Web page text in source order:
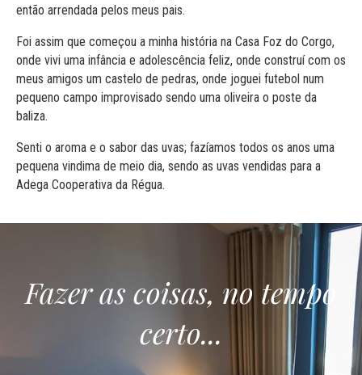
então arrendada pelos meus pais.
Foi assim que começou a minha história na Casa Foz do Corgo,
onde vivi uma infância e adolescência feliz, onde construí com os
meus amigos um castelo de pedras, onde joguei futebol num
pequeno campo improvisado sendo uma oliveira o poste da
baliza.
Senti o aroma e o sabor das uvas; fazíamos todos os anos uma
pequena vindima de meio dia, sendo as uvas vendidas para a
Adega Cooperativa da Régua.
Fazer as coisas, no tempo
certo...